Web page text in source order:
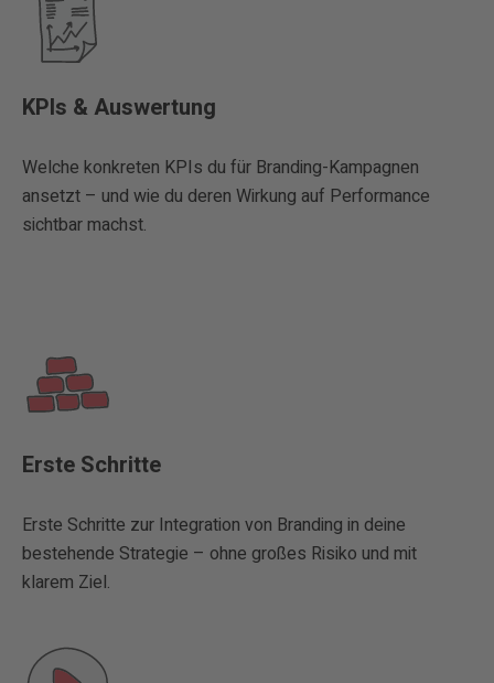
KPIs & Auswertung
Welche konkreten KPIs du für Branding-Kampagnen
ansetzt – und wie du deren Wirkung auf Performance
sichtbar machst.
Erste Schritte
Erste Schritte zur Integration von Branding in deine
bestehende Strategie – ohne großes Risiko und mit
klarem Ziel.